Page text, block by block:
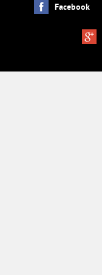
Facebook